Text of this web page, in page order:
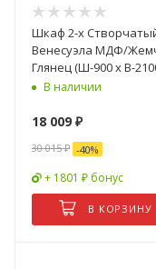
Шкаф 2-х
Венесуэла МДФ/Жемчуг
Глянец (Ш-900 х В-
Г-570 мм)
В наличии
18 009 ₽
30 015₽ -40%
+ 1801 ₽ бонус
В КОРЗИНУ